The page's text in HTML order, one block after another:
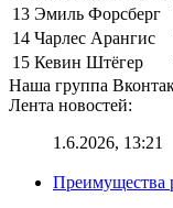
13 Эмиль Форсберг
14 Чарлес Арангис
15 Кевин Штёгер
Наша группа
Лента новостей:
1.6.2026, 13:21
Преимущества